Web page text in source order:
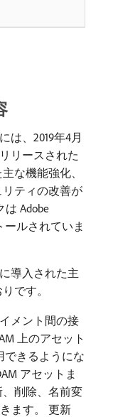
は、2019年4月
リースされた
な機能強化、
ティの改善が
Adobe
ールされていま
に導入された主
です。
メント間の接
上のアセット
できるようにな
アセットま
削除、名前変
ます。 更新